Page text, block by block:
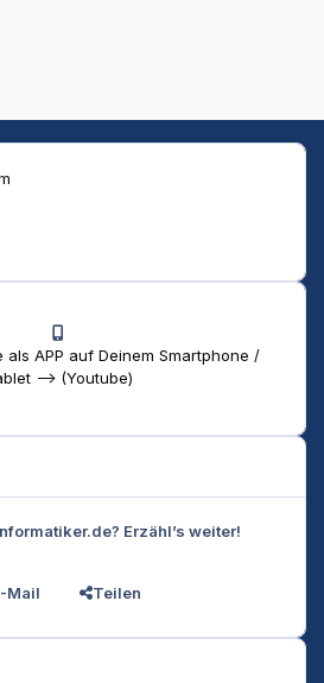
als APP auf Deinem Smartphone /
--> (Youtube)
Erzähl’s weiter!
Mail Teilen